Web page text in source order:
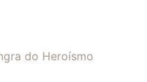
do Heroísmo